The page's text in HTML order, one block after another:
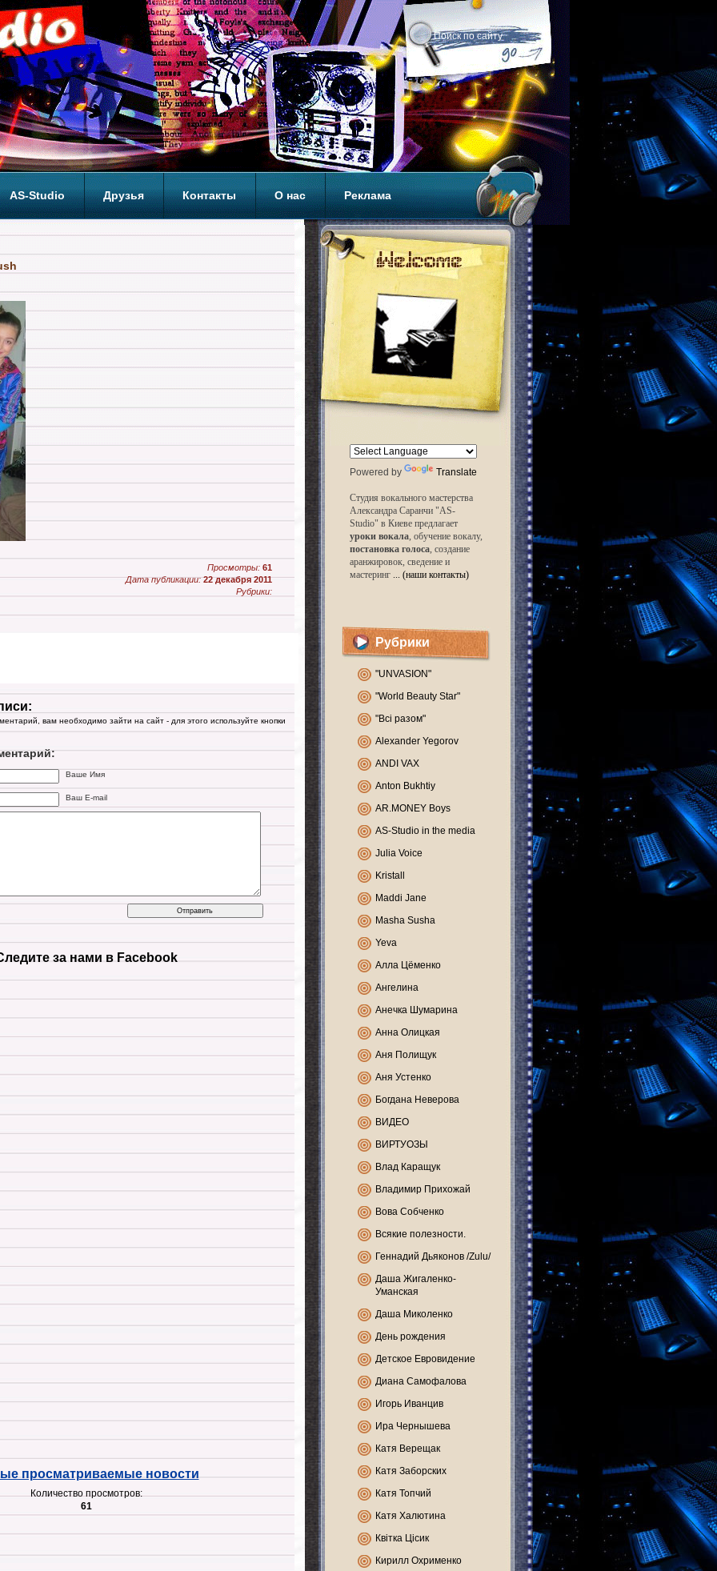
AS-Studio Друзья Контакты О нас Реклама
Просмотры: 61
Дата публикации: 22 декабря 2011
Рубрики:
вам необходимо зайти на сайт - для этого используйте кнопки
Ваше Имя
Ваш E-mail
за нами в Facebook
просматриваемые новости
Количество просмотров:
61
Powered by Translate
Студия вокального мастерства
Александра Саранчи "AS-
Studio" в Киеве предлагает
уроки вокала, обучение вокалу,
постановка голоса, создание
аранжировок, сведение и
мастеринг ... (наши контакты)
Рубрики
"UNVASION"
"World Beauty Star"
"Всі разом"
Alexander Yegorov
ANDI VAX
Anton Bukhtiy
AR.MONEY Boys
AS-Studio in the media
Julia Voice
Kristall
Maddi Jane
Masha Susha
Yeva
Алла Цёменко
Ангелина
Анечка Шумарина
Анна Олицкая
Аня Полищук
Аня Устенко
Богдана Неверова
ВИДЕО
ВИРТУОЗЫ
Влад Каращук
Владимир Прихожай
Вова Собченко
Всякие полезности.
Геннадий Дьяконов /Zulu/
Даша Жигаленко-
Уманская
Даша Миколенко
День рождения
Детское Евровидение
Диана Самофалова
Игорь Иванцив
Ира Чернышева
Катя Верещак
Катя Заборских
Катя Топчий
Катя Халютина
Квітка Цісик
Кирилл Охрименко